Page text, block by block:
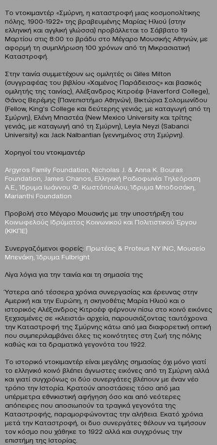
Το ντοκιμαντέρ «Σμύρνη, η καταστροφή μιας κοσμοπολίτικης
πόλης, 1900-1922» της βραβευμένης Μαρίας Ηλιού (στην
ελληνική και αγγλική γλώσσα) προβάλλεται το Σάββατο 19
Μαρτίου στις 8:00 το βράδυ στο Μέγαρο Μουσικής Αθηνών, με
αφορμή τη συμπλήρωση 100 χρόνων από τη Μικρασιατική
Καταστροφή.
Στην ταινία συμμετέχουν ως ομιλητές οι Giles Milton
(συγγραφέας του βιβλίου «Χαμένος Παράδεισος» και βασικός
ομιλητής της ταινίας), Αλέξανδρος Κιτροέφ (Haverford College),
Θάνος Βερέμης (Πανεπιστήμιο Αθηνών), Βικτώρια Σολομωνίδου
(Fellow, King’s College και δεύτερης γενιάς, με καταγωγή από τη
Σμύρνη), Ελένη Mπαστέα (New Mexico University και τρίτης
γενιάς, με καταγωγή από τη Σμύρνη), Leyla Neyzi (Sabanci
University) και Jack Nalbantian (γεννημένος στη Σμύρνη).
Χορηγοί του ντοκιμαντέρ
Argyros Family Foundation, Nicholas J. & Anna K. Bouras
Foundation, James Chanos, Ελληνική Ραδιοφωνία Τηλεόραση
Α.Ε., Ίδρυμα Ιωάννου Φ. Κωστόπουλου, Ίδρυμα Μποδοσάκη,
Marianthi Foundation
Προβολή στο Μέγαρο Μουσικής με την υποστήριξη του
Κοινωφελούς Ιδρύματος Κοινωνικού και Πολιτιστικού Έργου
(ΚΙΚΠΕ)
Συνεργαζόμενοι φορείς: Πρωτέας & Proteus NY INC, Μουσείο
Μπενάκη, Ίδρυμα Fulbright
Λίγα λόγια για την ταινία και τη σημασία της
Ύστερα από τέσσερα χρόνια συνεργασίας και έρευνας στην
Αμερική και την Ευρώπη, η σκηνοθέτις Μαρία Ηλιού και ο
ιστορικός Αλέξανδρος Κιτροέφ φέρνουν πίσω στο κοινό εικόνες
ξεχασμένες σε «κλειστά» αρχεία, παρουσιάζοντας ταυτόχρονα
την Καταστροφή της Σμύρνης κάτω από μια διαφορετική οπτική
που συμπεριλαμβάνει όλες τις κοινότητες στη ζωή της πόλης
καθώς και τα δραματικά γεγονότα του 1922.
Το ιστορικό ντοκιμαντέρ είναι μεγάλης σημασίας όχι μόνο γιατί
το ελληνικό κοινό βλέπει άγνωστες εικόνες από τη Σμύρνη αλλά
και γιατί συγχρόνως οι δύο συνεργάτες βλέπουν με έναν νέο
τρόπο την Ιστορία. Κρατούν αποστάσεις τόσο από μια
υπέρμετρα εθνικιστική αφήγηση όσο και από νεότερες
απόπειρες που αποσιωπούν τα τραγικά γεγονότα της
Καταστροφής, παραμορφώνοντας την αλήθεια. Εκατό χρόνια
μετά την Καταστροφή, οι δυο συνεργάτες θέλουν να τιμήσουν
τον κόσμο που χάθηκε το 1922 αλλά και συγχρόνως την
επιστήμη της Ιστορίας.